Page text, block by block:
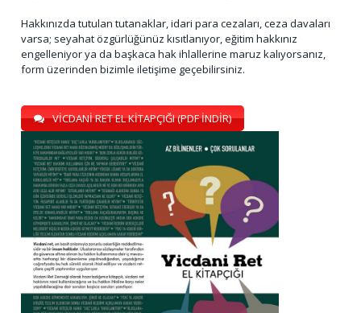
Hakkınızda tutulan tutanaklar, idari para cezaları, ceza davaları
varsa; seyahat özgürlüğünüz kısıtlanıyor, eğitim hakkınız
engelleniyor ya da başkaca hak ihlallerine maruz kalıyorsanız,
form üzerinden bizimle iletişime geçebilirsiniz.
VİCDANİ RET EL KİTAPÇIĞI (PDF İNDİR)